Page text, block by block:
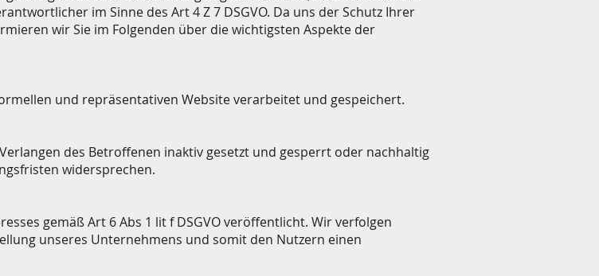
im Sinne des Art 4 Z 7 DSGVO. Da uns der Schutz Ihrer
wir Sie im Folgenden über die wichtigsten Aspekte der
und repräsentativen Website verarbeitet und gespeichert.
des Betroffenen inaktiv gesetzt und gesperrt oder nachhaltig
widersprechen.
gemäß Art 6 Abs 1 lit f DSGVO veröffentlicht. Wir verfolgen
unseres Unternehmens und somit den Nutzern einen